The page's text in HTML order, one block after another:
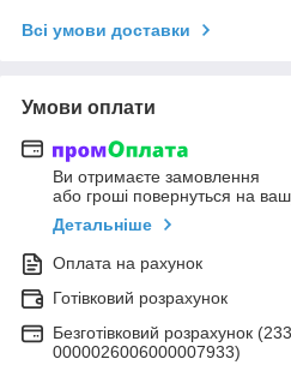
Всі умови доставки
Умови оплати
Ви отримаєте замовлення
або гроші повернуться на
Детальніше
Оплата на рахунок
Готівковий розрахунок
Безготівковий розрахунок
0000026006000007933)